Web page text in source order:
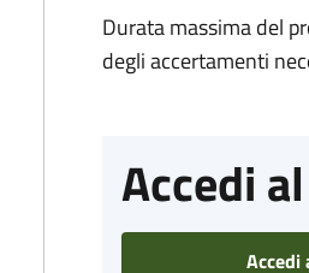
Durata massima del
degli accertamenti
Accedi
Accedi